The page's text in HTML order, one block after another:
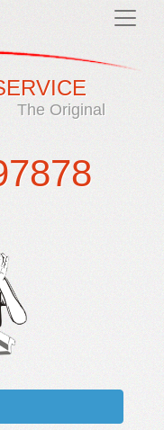
The Original